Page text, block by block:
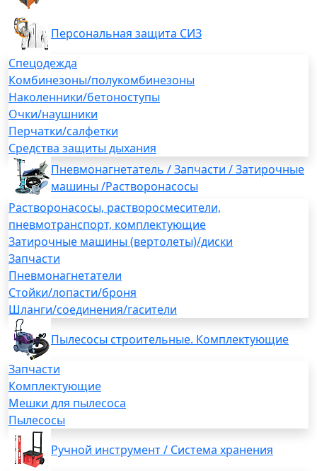
Персональная защита СИЗ
Спецодежда
Комбинезоны/полукомбинезоны
Наколенники/бетоноступы
Очки/наушники
Перчатки/салфетки
Средства защиты дыхания
Пневмонагнетатель / Запчасти / Затирочные
машины /Растворонасосы
Растворонасосы, растворосмесители,
пневмотранспорт, комплектующие
Затирочные машины (вертолеты)/диски
Запчасти
Пневмонагнетатели
Стойки/лопасти/броня
Шланги/соединения/гасители
Пылесосы строительные. Комплектующие
Запчасти
Комплектующие
Мешки для пылесоса
Пылесосы
Ручной инструмент / Система хранения